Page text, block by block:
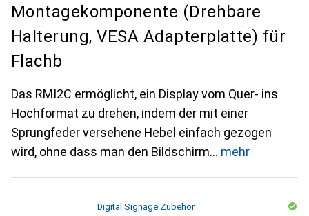
Montagekomponente (Drehbare
Halterung, VESA Adapterplatte) für
Flachb
Das RMI2C ermöglicht, ein Display vom Quer- ins
Hochformat zu drehen, indem der mit einer
Sprungfeder versehene Hebel einfach gezogen
wird, ohne dass man den Bildschirm
mehr
Digital Signage Zubehör